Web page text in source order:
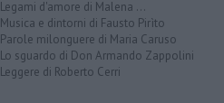
Legami d'amore di Malena ...
Musica e dintorni di Fausto Pirìto
Parole milonguere di Maria Caruso
Lo sguardo di Don Armando Zappolini
Leggere di Roberto Cerri